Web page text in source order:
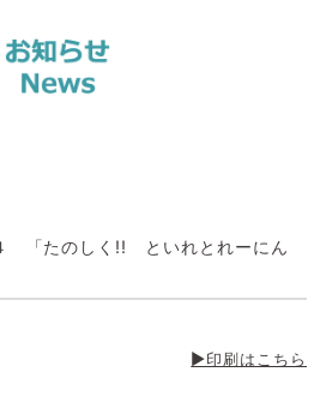
「たのしく!! といれとれーにん
▶印刷はこちら